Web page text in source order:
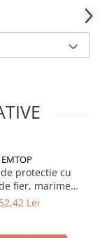
EMTOP
protectie cu
fier, marimea
41 Lei